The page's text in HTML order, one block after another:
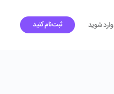
وارد شوید ثبت‌نام کنید